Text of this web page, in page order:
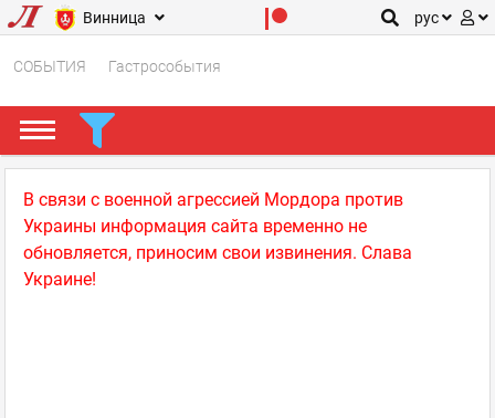
Винница рус
СОБЫТИЯ Гастрособытия
В связи с военной агрессией Мордора против
Украины информация сайта временно не
обновляется, приносим свои извинения. Слава
Украине!